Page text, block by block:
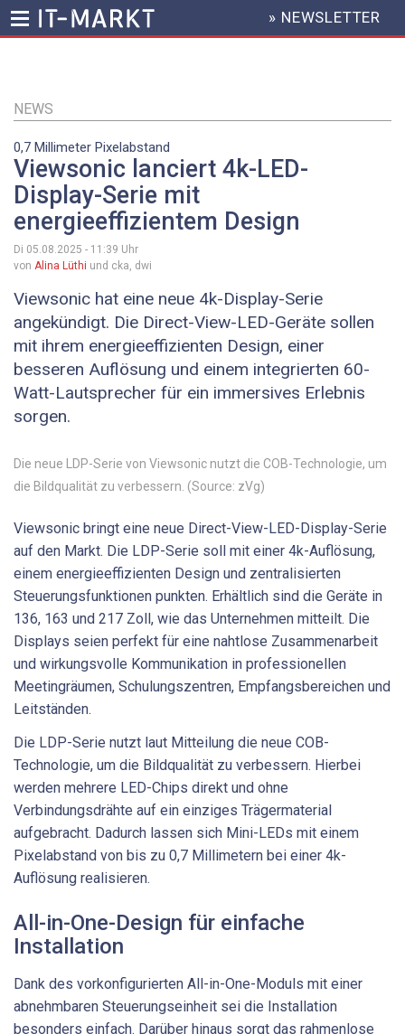
Inhalt
HEADER
MENU
» NEWSLETTER
NEWS
0,7 Millimeter Pixelabstand
Viewsonic lanciert 4k-LED-
Display-Serie mit
energieeffizientem Design
Di 05.08.2025 - 11:39 Uhr
von Alina Lüthi und cka, dwi
Viewsonic hat eine neue 4k-Display-Serie
angekündigt. Die Direct-View-LED-Geräte sollen
mit ihrem energieeffizienten Design, einer
besseren Auflösung und einem integrierten 60-
Watt-Lautsprecher für ein immersives Erlebnis
sorgen.
Die neue LDP-Serie von Viewsonic nutzt die COB-Technologie, um
die Bildqualität zu verbessern. (Source: zVg)
Viewsonic bringt eine neue Direct-View-LED-Display-Serie
auf den Markt. Die LDP-Serie soll mit einer 4k-Auflösung,
einem energieeffizienten Design und zentralisierten
Steuerungsfunktionen punkten. Erhältlich sind die Geräte in
136, 163 und 217 Zoll, wie das Unternehmen mitteilt. Die
Displays seien perfekt für eine nahtlose Zusammenarbeit
und wirkungsvolle Kommunikation in professionellen
Meetingräumen, Schulungszentren, Empfangsbereichen und
Leitständen.
Die LDP-Serie nutzt laut Mitteilung die neue COB-
Technologie, um die Bildqualität zu verbessern. Hierbei
werden mehrere LED-Chips direkt und ohne
Verbindungsdrähte auf ein einziges Trägermaterial
aufgebracht. Dadurch lassen sich Mini-LEDs mit einem
Pixelabstand von bis zu 0,7 Millimetern bei einer 4k-
Auflösung realisieren.
All-in-One-Design für einfache
Installation
Dank des vorkonfigurierten All-in-One-Moduls mit einer
abnehmbaren Steuerungseinheit sei die Installation
besonders einfach. Darüber hinaus sorgt das rahmenlose